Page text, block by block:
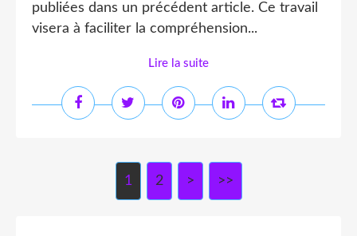
publiées dans un précédent article. Ce travail
visera à faciliter la compréhension...
Lire la suite
1 2 > >>